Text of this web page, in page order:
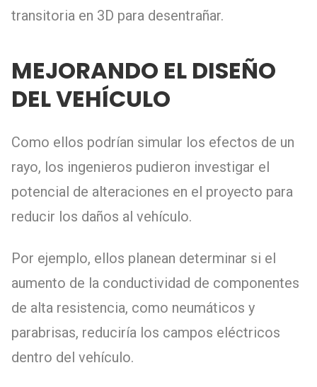
transitoria en 3D para desentrañar.
MEJORANDO EL DISEÑO
DEL VEHÍCULO
Como ellos podrían simular los efectos de un
rayo, los ingenieros pudieron investigar el
potencial de alteraciones en el proyecto para
reducir los daños al vehículo.
Por ejemplo, ellos planean determinar si el
aumento de la conductividad de componentes
de alta resistencia, como neumáticos y
parabrisas, reduciría los campos eléctricos
dentro del vehículo.